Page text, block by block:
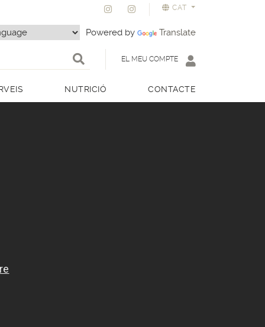
CAT
Powered by Translate
EL MEU COMPTE
NUTRICIÓ CONTACTE